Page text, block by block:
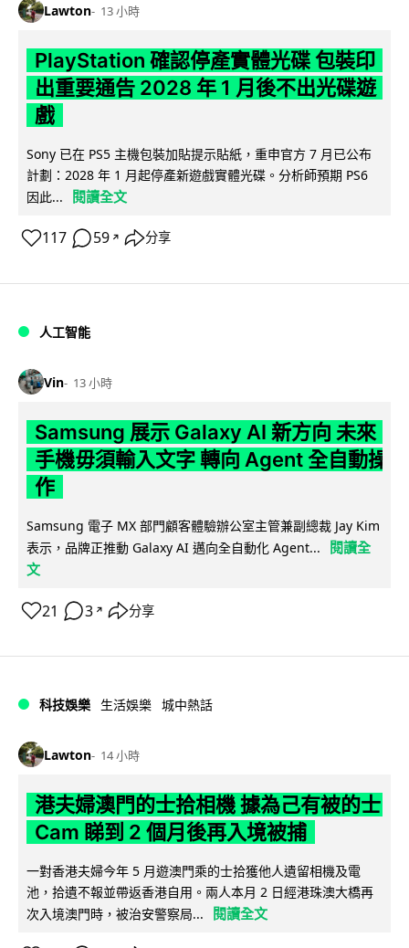
Lawton 13 小時
PlayStation 確認停產實體光碟 包裝印
出重要通告 2028 年 1 月後不出光碟遊
戲
Sony 已在 PS5 主機包裝加貼提示貼紙，重申官方 7 月已公布
計劃：2028 年 1 月起停產新遊戲實體光碟。分析師預期 PS6
因此...
閱讀全文
117 59 ↗ 分享
人工智能
Vin 13 小時
Samsung 展示 Galaxy AI 新方向 未來
手機毋須輸入文字 轉向 Agent 全自動操
作
Samsung 電子 MX 部門顧客體驗辦公室主管兼副總裁 Jay Kim
表示，品牌正推動 Galaxy AI 邁向全自動化 Agent...
閱讀全
文
21 3 ↗ 分享
科技娛樂 生活娛樂 城中熱話
Lawton 14 小時
港夫婦澳門的士拾相機 據為己有被的士
Cam 睇到 2 個月後再入境被捕
一對香港夫婦今年 5 月遊澳門乘的士拾獲他人遺留相機及電
池，拾遺不報並帶返香港自用。兩人本月 2 日經港珠澳大橋再
次入境澳門時，被治安警察局...
閱讀全文